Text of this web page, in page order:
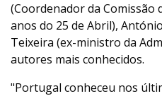
(Coordenador da Comissão
anos do 25 de Abril),
Teixeira (ex-ministro da
autores mais conhecidos.
"Portugal conheceu nos